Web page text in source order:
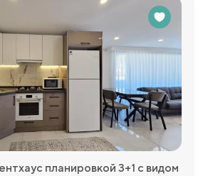
планировкой 3+1 с видом